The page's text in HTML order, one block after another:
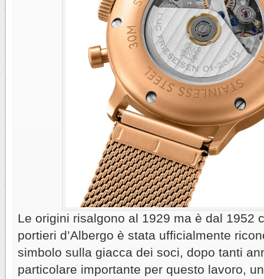
Le origini risalgono al 1929 ma è dal 1952
portieri d’Albergo è stata ufficialmente
simbolo sulla giacca dei soci, dopo tanti
particolare importante per questo lavoro,